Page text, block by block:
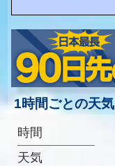
1時間ごとの天気
時間
天気